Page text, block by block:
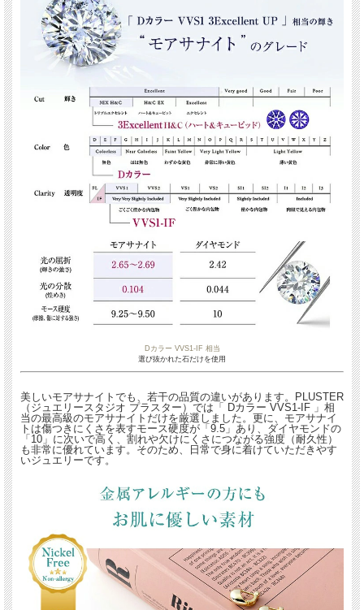
光）」の指数がダイヤモンドの2倍以上あり、輝きを表す「ブリリアンス（強い輝
き）」の指数もダイヤモンドを超えることにあります。まさにダイヤモンドに代わ
る新しい宝石。キュービックジルコニアなどの模造石や類似石とはまったく違う、
厳選された「本物の輝き」をお楽しみ頂けます。
選び抜かれた石だけを使用
美しいモアサナイトでも、若干の品質の違いがあります。PLUSTER （ジュエリー
スタジオ プラスター）では「 Dカラー VVS1-IF 」相当の最高級のモアサナイトだ
けを厳選しました。更に、モアサナイトは傷つきにくさを表すモース硬度が
「9.5」あり、ダイヤモンドの「10」に次いで高く、割れや欠けにくさにつながる
強度（耐久性）も非常に優れています。そのため、日常で身に着けていただきやす
Dカラー VVS1-IF 相当
選び抜かれた石だけを使用
美しいモアサナイトでも、若干の品質の違いがあります。PLUSTER
（ジュエリースタジオ プラスター）では「 Dカラー VVS1-IF 」相
当の最高級のモアサナイトだけを厳選しました。更に、モアサナイ
トは傷つきにくさを表すモース硬度が「9.5」あり、ダイヤモンドの
「10」に次いで高く、割れや欠けにくさにつながる強度（耐久性）
も非常に優れています。そのため、日常で身に着けていただきやす
いジュエリーです。